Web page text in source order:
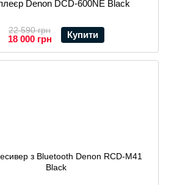
Denon DCD-600NE Black
22 590 грн
18 000 грн Купити